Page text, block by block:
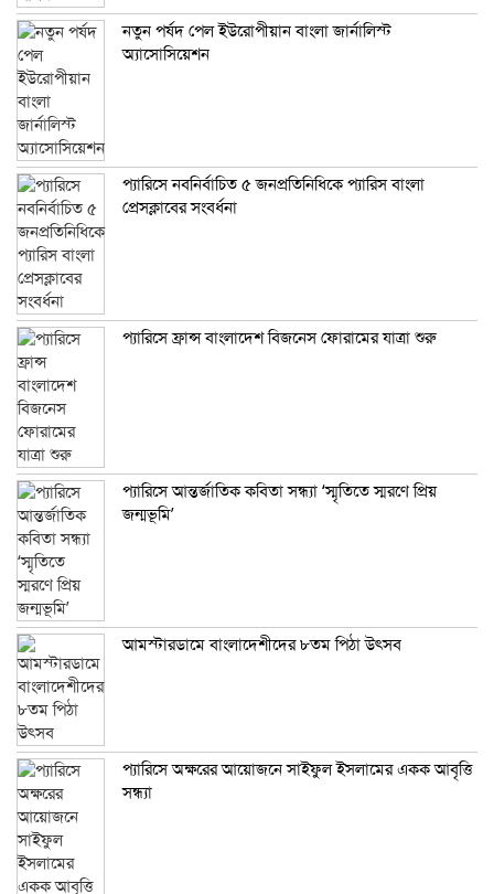
নতুন পর্ষদ পেল ইউরোপীয়ান বাংলা জার্নালিস্ট
অ্যাসোসিয়েশন
প্যারিসে নবনির্বাচিত ৫ জনপ্রতিনিধিকে প্যারিস বাংলা
প্রেসক্লাবের সংবর্ধনা
প্যারিসে ফ্রান্স বাংলাদেশ বিজনেস ফোরামের যাত্রা শুরু
প্যারিসে আন্তর্জাতিক কবিতা সন্ধ্যা ‘স্মৃতিতে স্মরণে প্রিয়
জন্মভূমি’
আমস্টারডামে বাংলাদেশীদের ৮তম পিঠা উৎসব
প্যারিসে অক্ষরের আয়োজনে সাইফুল ইসলামের একক আবৃত্তি
সন্ধ্যা